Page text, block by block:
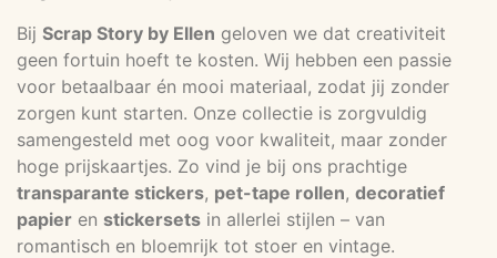
Bij Scrap Story by Ellen geloven we dat creativiteit
geen fortuin hoeft te kosten. Wij hebben een passie
voor betaalbaar én mooi materiaal, zodat jij zonder
zorgen kunt starten. Onze collectie is zorgvuldig
samengesteld met oog voor kwaliteit, maar zonder
hoge prijskaartjes. Zo vind je bij ons prachtige
transparante stickers, pet-tape rollen, decoratief
papier en stickersets in allerlei stijlen – van
romantisch en bloemrijk tot stoer en vintage.